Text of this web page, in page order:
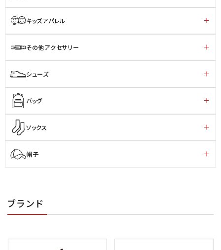
キッズアパレル
その他アクセサリー
シューズ
バッグ
ソックス
帽子
ブランド